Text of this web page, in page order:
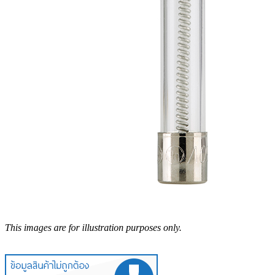
This images are for illustration purposes only.